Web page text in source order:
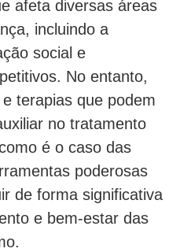
afeta diversas áreas
incluindo a
social e
No entanto,
terapias que podem
no tratamento
é o caso das
poderosas
de forma significativa
e bem-estar das